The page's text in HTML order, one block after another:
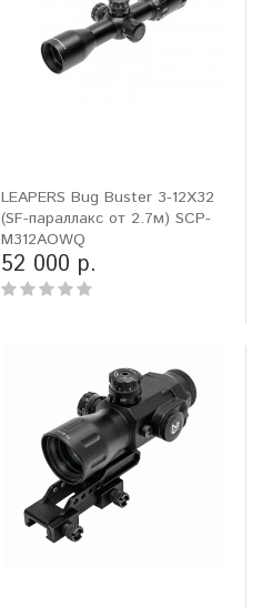
LEAPERS Bug Buster 3-12X32
(SF-параллакс от 2.7м) SCP-
M312AOWQ
52 000 р.